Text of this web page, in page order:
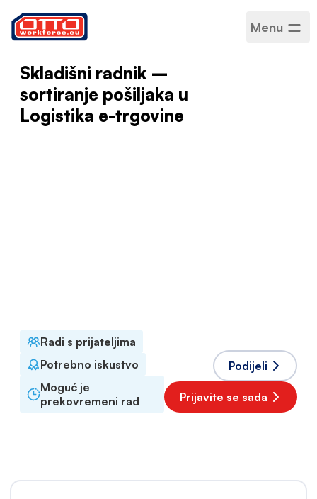
Menu
Skladišni radnik –
sortiranje pošiljaka u
Logistika e-trgovine
Radi s prijateljima
Potrebno iskustvo
Moguć je
prekovremeni rad
Podijeli
Prijavite se sada